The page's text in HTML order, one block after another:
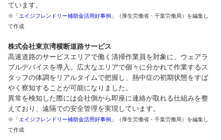
ています。
※「エイジフレンドリー補助金活用好事例 」（厚生労働省・千葉労働局）を編集し
て作成
株式会社東京湾横断道路サービス
高速道路のサービスエリアで働く清掃作業員を対象に、ウェアラ
ブルデバイスを導入。広大なエリアで個々に分かれて作業するス
タッフの体調をリアルタイムで把握し、熱中症の初期状態をすば
やく察知することが可能になりました。
異常を検知した際には会社側から即座に連絡が取れる仕組みを整
えており、遠隔での安全管理を実現しています。
※「エイジフレンドリー補助金活用好事例 」（厚生労働省・千葉労働局）を編集し
て作成